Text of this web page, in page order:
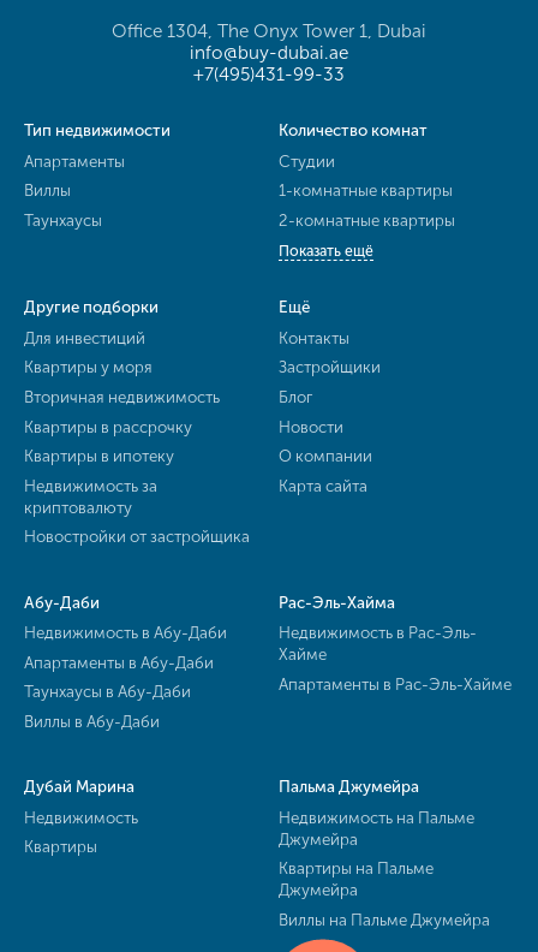
Office 1304, The Onyx Tower 1, Dubai
info@buy-dubai.ae
+7(495)431-99-33
Тип недвижимости
Апартаменты
Виллы
Таунхаусы
Количество комнат
Студии
1-комнатные квартиры
2-комнатные квартиры
Показать ещё
Другие подборки
Для инвестиций
Квартиры у моря
Вторичная недвижимость
Квартиры в рассрочку
Квартиры в ипотеку
Недвижимость за
криптовалюту
Новостройки от застройщика
Ещё
Контакты
Застройщики
Блог
Новости
О компании
Карта сайта
Абу-Даби
Недвижимость в Абу-Даби
Апартаменты в Абу-Даби
Таунхаусы в Абу-Даби
Виллы в Абу-Даби
Рас-Эль-Хайма
Недвижимость в Рас-Эль-
Хайме
Апартаменты в Рас-Эль-Хайме
Дубай Марина
Недвижимость
Квартиры
Пальма Джумейра
Недвижимость на Пальме
Джумейра
Квартиры на Пальме
Джумейра
Виллы на Пальме Джумейра